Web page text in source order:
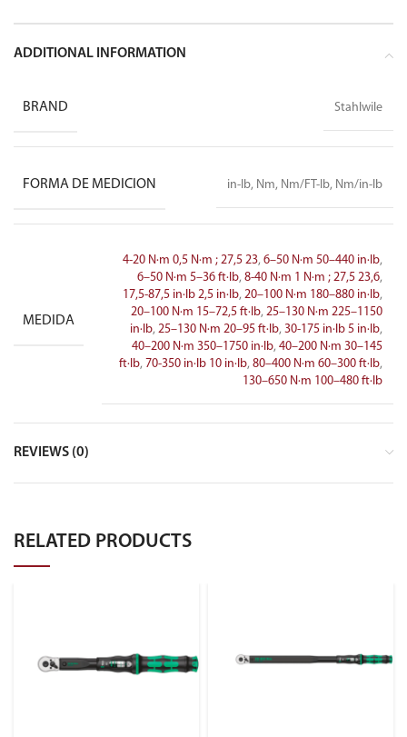
ADDITIONAL INFORMATION
BRAND Stahlwile
FORMA DE MEDICION in-lb, Nm, Nm/FT-lb, Nm/in-lb
MEDIDA
4-20 N·m 0,5 N·m ; 27,5 23, 6–50 N·m 50–440 in·lb,
6–50 N·m 5–36 ft·lb, 8-40 N·m 1 N·m ; 27,5 23,6,
17,5-87,5 in·lb 2,5 in·lb, 20–100 N·m 180–880 in·lb,
20–100 N·m 15–72,5 ft·lb, 25–130 N·m 225–1150
in·lb, 25–130 N·m 20–95 ft·lb, 30-175 in·lb 5 in·lb,
40–200 N·m 350–1750 in·lb, 40–200 N·m 30–145
ft·lb, 70-350 in·lb 10 in·lb, 80–400 N·m 60–300 ft·lb,
130–650 N·m 100–480 ft·lb
REVIEWS (0)
RELATED PRODUCTS